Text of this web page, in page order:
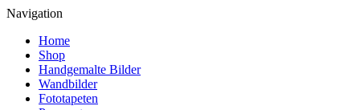
Navigation
Home
Shop
Handgemalte Bilder
Wandbilder
Fototapeten